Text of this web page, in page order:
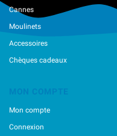
Cannes
Moulinets
Accessoires
Chèques cadeaux
MON COMPTE
Mon compte
Connexion